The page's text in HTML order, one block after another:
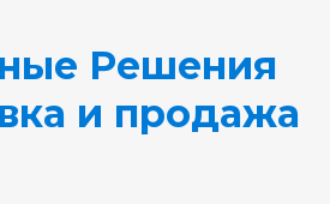
Решения
и продажа